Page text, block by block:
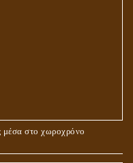
μέσα στο χωροχρόνο